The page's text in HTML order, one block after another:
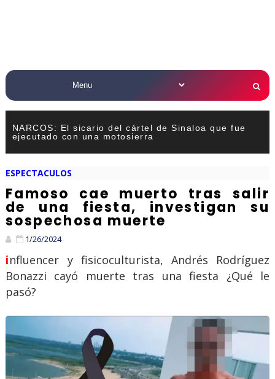
NARCOS: El sicario del cártel de Sinaloa que fue
ejecutado con una motosierra
ESPECTACULOS
Famoso cae muerto tras salir
de una fiesta, investigan su
sospechosa muerte
1/26/2024
influencer y fisicoculturista, Andrés Rodríguez
Bonazzi cayó muerte tras una fiesta ¿Qué le
pasó?